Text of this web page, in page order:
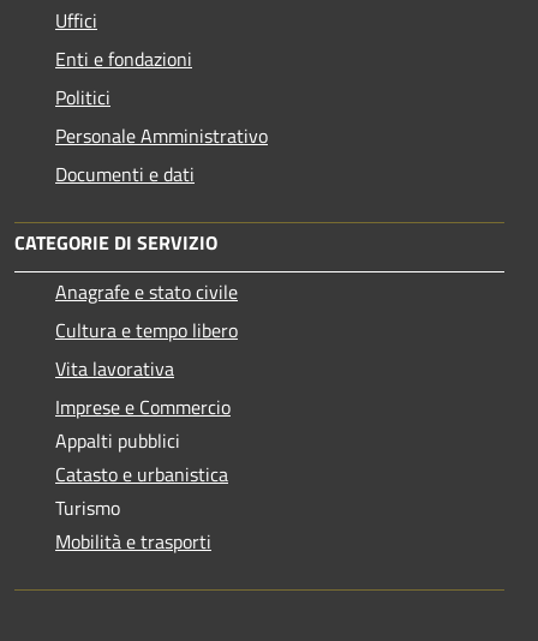
Uffici
Enti e fondazioni
Politici
Personale Amministrativo
Documenti e dati
CATEGORIE DI SERVIZIO
Anagrafe e stato civile
Cultura e tempo libero
Vita lavorativa
Imprese e Commercio
Appalti pubblici
Catasto e urbanistica
Turismo
Mobilità e trasporti